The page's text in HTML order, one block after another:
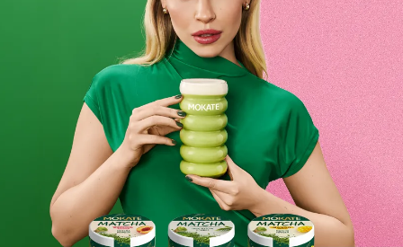
Opinie o produkcie
BĄDŹ PIERWSZYM KTÓRY NAPISZE RECENZJĘ
Podobne produkty